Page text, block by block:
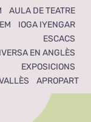
AULA DE TEATRE
IOGA IYENGAR
ESCACS
EN ANGLÈS
EXPOSICIONS
APROPART